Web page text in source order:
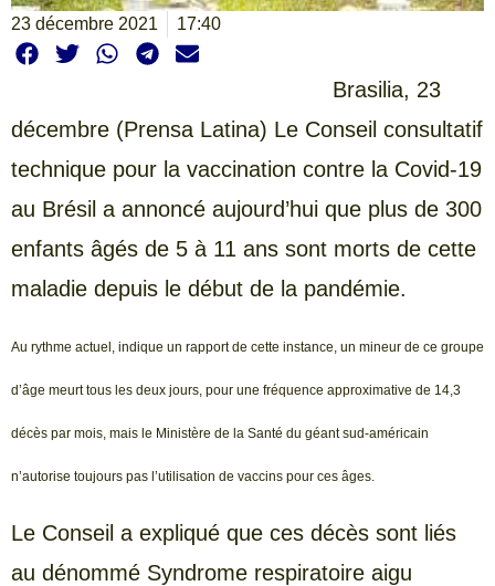
23 décembre 2021 17:40
Brasilia, 23
décembre (Prensa Latina) Le Conseil consultatif
technique pour la vaccination contre la Covid-19
au Brésil a annoncé aujourd’hui que plus de 300
enfants âgés de 5 à 11 ans sont morts de cette
maladie depuis le début de la pandémie.
Au rythme actuel, indique un rapport de cette instance, un mineur de ce groupe
d’âge meurt tous les deux jours, pour une fréquence approximative de 14,3
décès par mois, mais le Ministère de la Santé du géant sud-américain
n’autorise toujours pas l’utilisation de vaccins pour ces âges.
Le Conseil a expliqué que ces décès sont liés
au dénommé Syndrome respiratoire aigu